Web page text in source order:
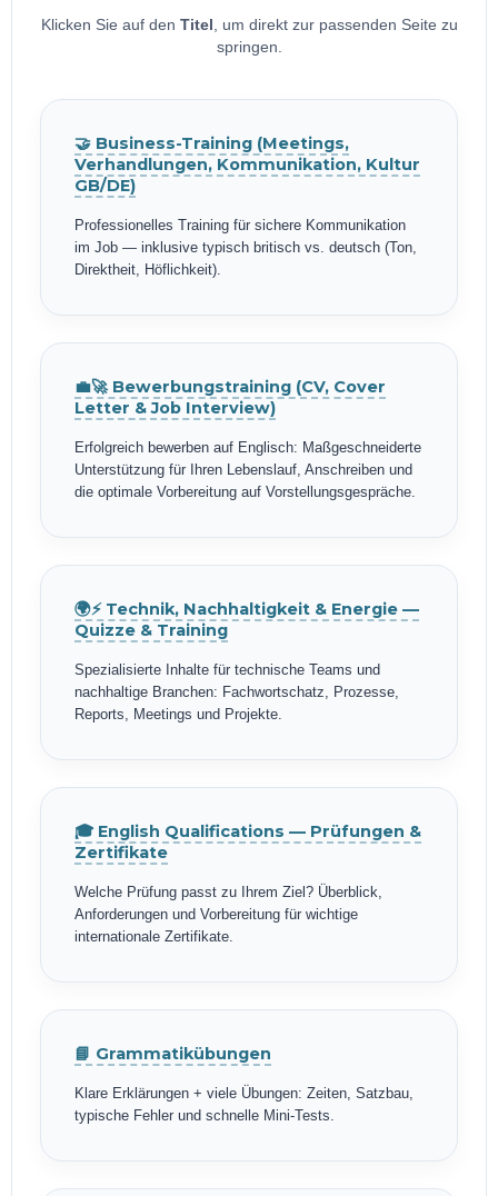
Klicken Sie auf den Titel , um direkt zur passenden Seite zu
springen.
🤝 Business-Training (Meetings,
Verhandlungen, Kommunikation, Kultur
GB/DE)
Professionelles Training für sichere Kommunikation
im Job — inklusive typisch britisch vs. deutsch (Ton,
Direktheit, Höflichkeit).
💼🚀 Bewerbungstraining (CV, Cover
Letter & Job Interview)
Erfolgreich bewerben auf Englisch: Maßgeschneiderte
Unterstützung für Ihren Lebenslauf, Anschreiben und
die optimale Vorbereitung auf Vorstellungsgespräche.
🌍⚡ Technik, Nachhaltigkeit & Energie —
Quizze & Training
Spezialisierte Inhalte für technische Teams und
nachhaltige Branchen: Fachwortschatz, Prozesse,
Reports, Meetings und Projekte.
🎓 English Qualifications — Prüfungen &
Zertifikate
Welche Prüfung passt zu Ihrem Ziel? Überblick,
Anforderungen und Vorbereitung für wichtige
internationale Zertifikate.
📘 Grammatikübungen
Klare Erklärungen + viele Übungen: Zeiten, Satzbau,
typische Fehler und schnelle Mini-Tests.